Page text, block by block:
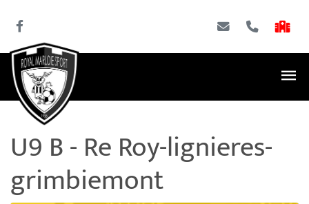
U9 B - Re Roy-lignieres-
grimbiemont